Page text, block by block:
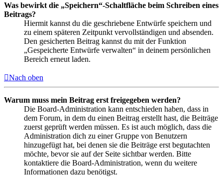
Was bewirkt die „Speichern“-Schaltfläche beim Schreiben eines
Beitrags?
Hiermit kannst du die geschriebene Entwürfe speichern und
zu einem späteren Zeitpunkt vervollständigen und absenden.
Den gesicherten Beitrag kannst du mit der Funktion
„Gespeicherte Entwürfe verwalten“ in deinem persönlichen
Bereich erneut laden.
Nach oben
Warum muss mein Beitrag erst freigegeben werden?
Die Board-Administration kann entschieden haben, dass in
dem Forum, in dem du einen Beitrag erstellt hast, die Beiträge
zuerst geprüft werden müssen. Es ist auch möglich, dass die
Administration dich zu einer Gruppe von Benutzern
hinzugefügt hat, bei denen sie die Beiträge erst begutachten
möchte, bevor sie auf der Seite sichtbar werden. Bitte
kontaktiere die Board-Administration, wenn du weitere
Informationen dazu benötigst.